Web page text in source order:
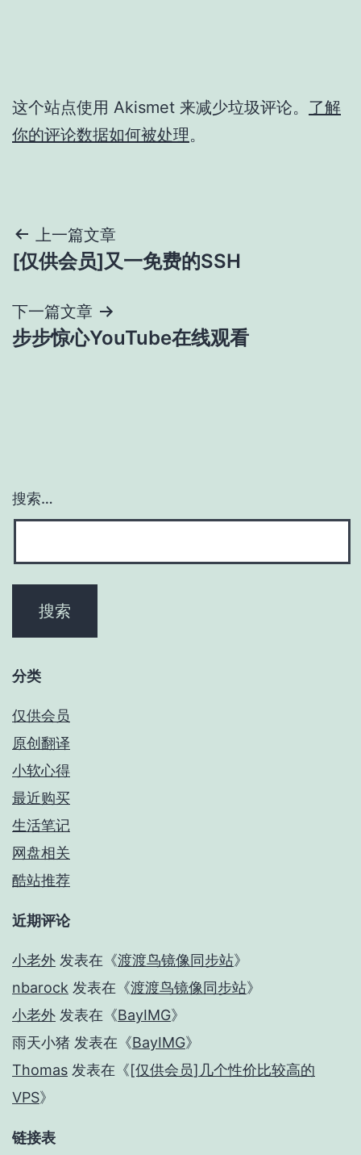
这个站点使用 Akismet 来减少垃圾评论。 了解
你的评论数据如何被处理。
文
章
导
航
上一篇文章
[仅供会员]又一免费的SSH
下一篇文章
步步惊心YouTube在线观看
搜索…
分类
仅供会员
原创翻译
小软心得
最近购买
生活笔记
网盘相关
酷站推荐
近期评论
小老外 发表在《渡渡鸟镜像同步站》
nbarock 发表在《渡渡鸟镜像同步站》
小老外 发表在《BayIMG》
雨天小猪 发表在《BayIMG》
Thomas 发表在《[仅供会员]几个性价比较高的
VPS》
链接表